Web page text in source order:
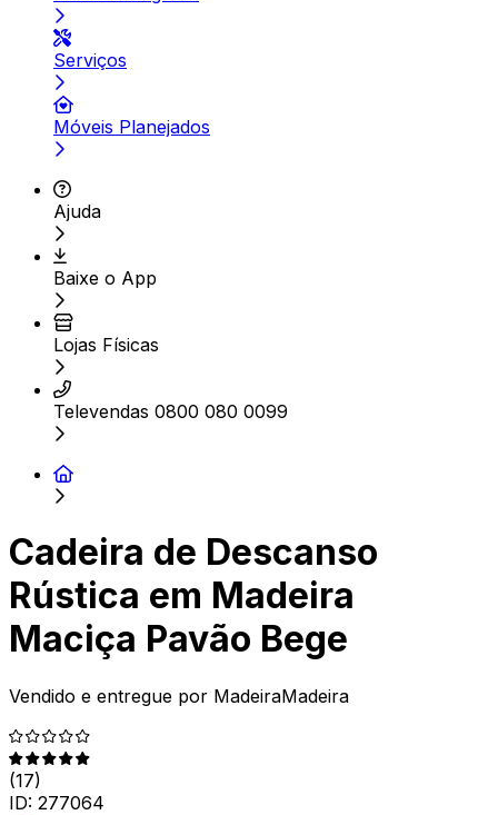
Serviços
Móveis Planejados
Ajuda
Baixe o App
Lojas Físicas
Televendas 0800 080 0099
Cadeira de Descanso
Rústica em Madeira
Maciça Pavão Bege
Vendido e entregue por MadeiraMadeira
(17)
ID: 277064